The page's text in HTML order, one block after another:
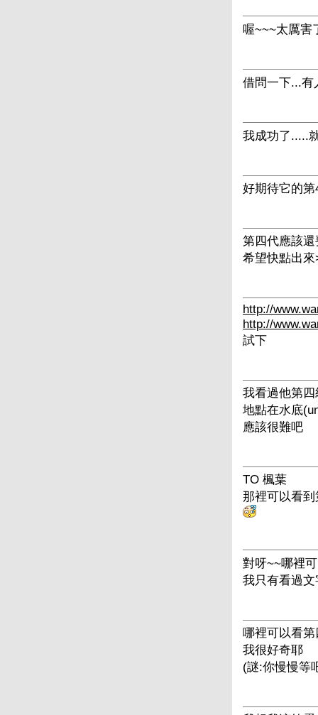
喔~~~太厲害
借問一下...有
我成功了.....
好期待它的
第四代應該
希望快點出來
http://
http://
試下
我看過他第
地點在水底
應該很難吧
TO 楓葉
那裡可以看
對呀~~哪裡
我只有看過
哪裡可以看
我很好奇耶
(謎:你慢慢等